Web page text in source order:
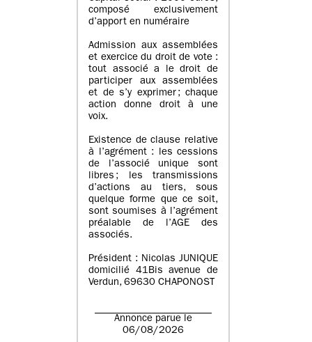
composé exclusivement
d’apport en numéraire
Admission aux assemblées
et exercice du droit de vote :
tout associé a le droit de
participer aux assemblées
et de s’y exprimer ; chaque
action donne droit à une
voix.
Existence de clause relative
à l’agrément : les cessions
de l’associé unique sont
libres ; les transmissions
d’actions au tiers, sous
quelque forme que ce soit,
sont soumises à l’agrément
préalable de l’AGE des
associés.
Président : Nicolas JUNIQUE
domicilié 41Bis avenue de
Verdun, 69630 CHAPONOST
Annonce parue le
06/08/2026